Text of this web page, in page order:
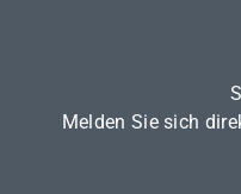
Melden Sie sich